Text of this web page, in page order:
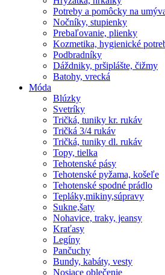
Potreby a pomôcky na
Nočníky, stupienky
Prebaľovanie, plienky
Kozmetika, hygienické
Podbradníky
Dáždniky, pršiplášte, čižmy
Batohy, vrecká
Móda
Blúzky
Svetríky
Tričká, tuniky kr. rukáv
Tričká 3/4 rukáv
Tričká, tuniky dl. rukáv
Topy, tielka
Tehotenské pásy
Tehotenské pyžama, košeľe
Tehotenské spodné prádlo
Tepláky,mikiny,súpravy
Sukne,šaty
Nohavice, traky, jeansy
Kraťasy
Legíny
Pančuchy
Bundy, kabáty, vesty
Nosiace oblečenie